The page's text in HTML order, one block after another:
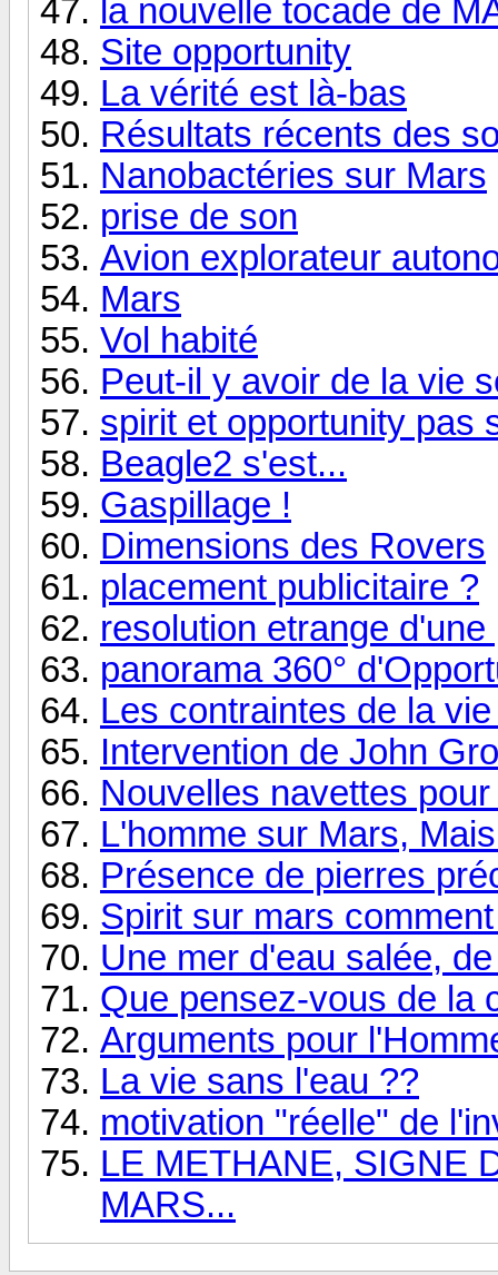
la nouvelle tocade de
Site opportunity
La vérité est là-bas
Résultats récents des
Nanobactéries sur Mars
prise de son
Avion explorateur
Mars
Vol habité
Peut-il y avoir de la vie
spirit et opportunity pas
Beagle2 s'est...
Gaspillage !
Dimensions des Rovers
placement publicitaire ?
resolution etrange
panorama 360°
Les contraintes de la
Intervention de John
Nouvelles navettes
L'homme sur Mars,
Présence de pierres
Spirit sur mars
Une mer d'eau salée,
Que pensez-vous de la
Arguments pour
La vie sans l'eau ??
motivation "réelle" de
LE METHANE, SIGNE
MARS...